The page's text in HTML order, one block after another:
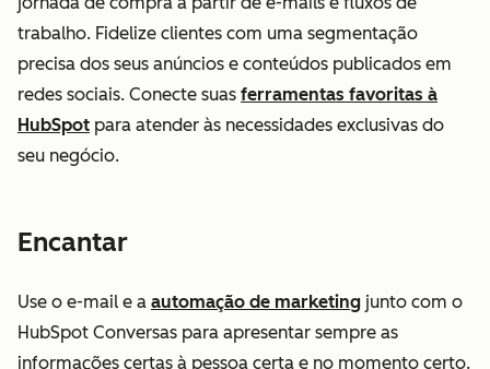
trabalho. Fidelize clientes com uma segmentação
precisa dos seus anúncios e conteúdos publicados em
redes sociais. Conecte suas ferramentas favoritas à
HubSpot para atender às necessidades exclusivas do
seu negócio.
Encantar
Use o e-mail e a automação de marketing junto com o
HubSpot Conversas para apresentar sempre as
informações certas à pessoa certa e no momento certo.